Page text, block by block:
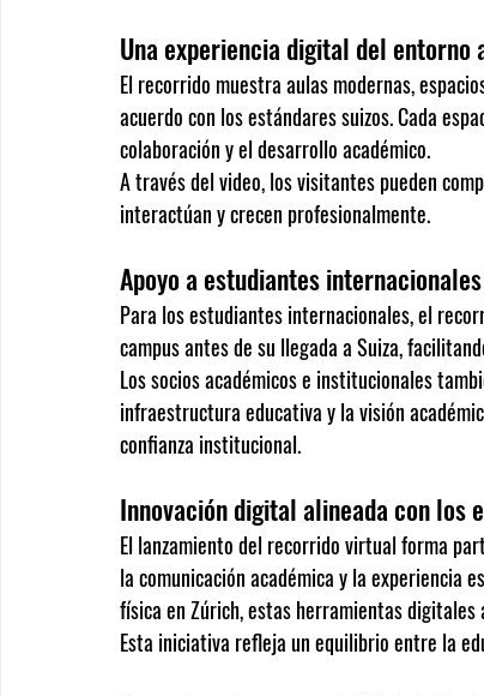
Una experiencia digital del entorno
El recorrido muestra aulas modernas,
acuerdo con los estándares suizos. Cada
colaboración y el desarrollo académico.
A través del video, los visitantes pueden
interactúan y crecen profesionalmente.
Apoyo a estudiantes
Para los estudiantes internacionales, el
campus antes de su llegada a Suiza,
Los socios académicos e institucionales
infraestructura educativa y la visión
confianza institucional.
Innovación digital alineada con los
El lanzamiento del recorrido virtual forma
la comunicación académica y la experiencia
física en Zúrich, estas herramientas
Esta iniciativa refleja un equilibrio entre la